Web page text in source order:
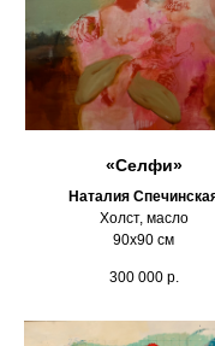
«Селфи»
Наталия
Холст, масло
90х90 см
300 000 р.